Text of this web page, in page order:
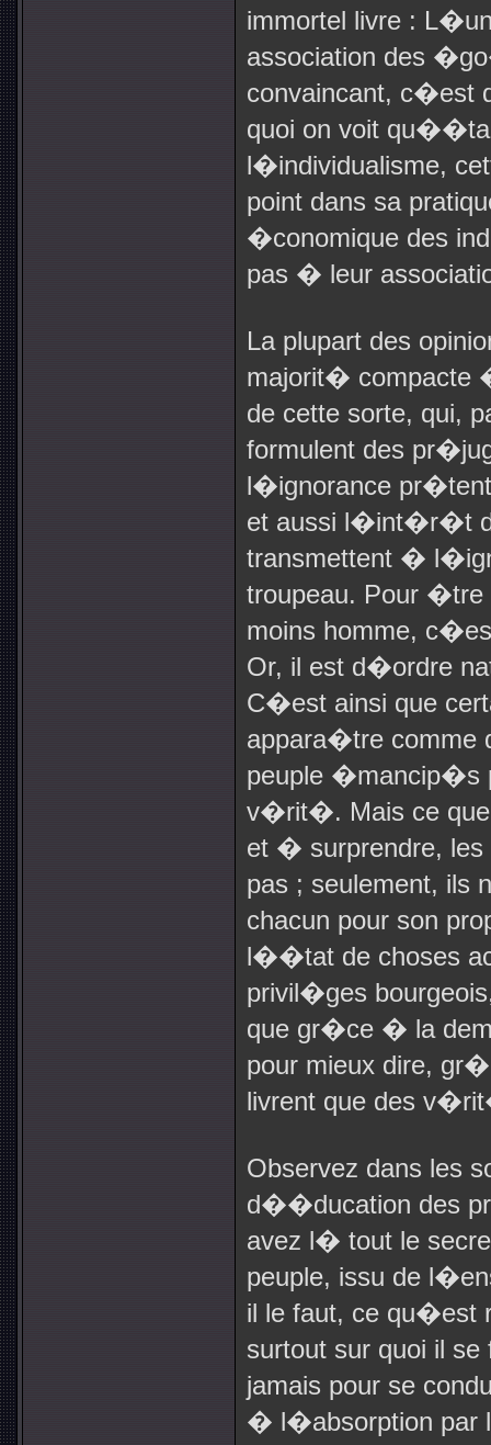
immortel livre :
association des
convaincant, c�est
quoi on voit
l�individualisme,
point dans sa
�conomique des
pas � leur
La plupart des
majorit� compacte
de cette sorte, qui,
formulent des
l�ignorance
et aussi l�int�r�t
transmettent �
troupeau. Pour �tre
moins homme,
Or, il est d�ordre
C�est ainsi que
appara�tre comme
peuple �mancip�s
v�rit�. Mais ce que
et � surprendre, les
pas ; seulement, ils
chacun pour son
l��tat de choses
privil�ges
que gr�ce � la
pour mieux dire,
livrent que des
Observez dans les
d��ducation des
avez l� tout le
peuple, issu de
il le faut, ce qu�est
surtout sur quoi il
jamais pour se
� l�absorption par